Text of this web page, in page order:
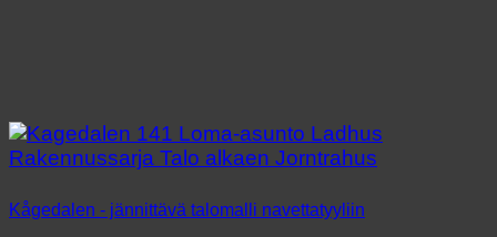
Kågedalen - jännittävä talomalli navettatyyliin